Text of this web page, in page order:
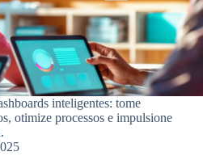
inteligentes: tome
otimize processos e impulsione